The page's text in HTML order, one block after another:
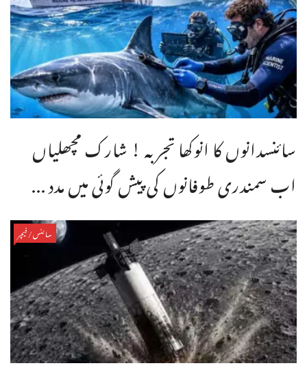
سائنسدانوں کا انوکھا تجربہ ! شارک مچھلیاں
اب سمندری طوفانوں کی پیش گوئی میں مدد ...
سائنس/فیچر